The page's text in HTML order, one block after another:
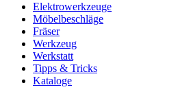
Elektrowerkzeuge
Möbelbeschläge
Fräser
Werkzeug
Werkstatt
Tipps & Tricks
Kataloge